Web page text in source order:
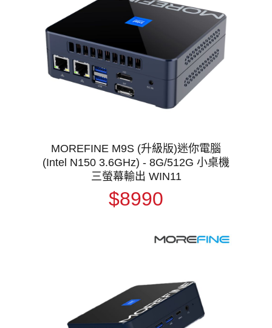
MOREFINE M9S (升級版)迷你電腦
(Intel N150 3.6GHz) - 8G/512G 小桌機
三螢幕輸出 WIN11
$8990